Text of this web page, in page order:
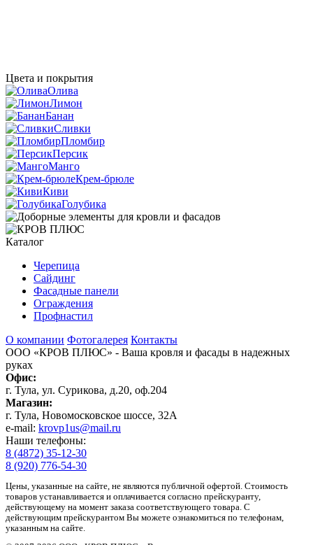
Цвета и покрытия
Олива
Лимон
Банан
Сливки
Пломбир
Персик
Манго
Крем-брюле
Киви
Голубика
Каталог
Черепица
Сайдинг
Фасадные панели
Ограждения
Профнастил
О компании Фотогалерея Контакты
ООО «КРОВ ПЛЮС» - Ваша кровля и фасады в надежных
руках
Офис:
г. Тула, ул. Сурикова, д.20, оф.204
Магазин:
г. Тула, Новомосковское шоссе, 32А
e-mail: krovp1us@mail.ru
Наши телефоны:
8 (4872) 35-12-30
8 (920) 776-54-30
Цены, указанные на сайте, не являются публичной офертой. Стоимость
товаров устанавливается и оплачивается согласно прейскуранту,
действующему на момент заказа соответствующего товара. С
действующим прейскурантом Вы можете ознакомиться по телефонам,
указанным на сайте.